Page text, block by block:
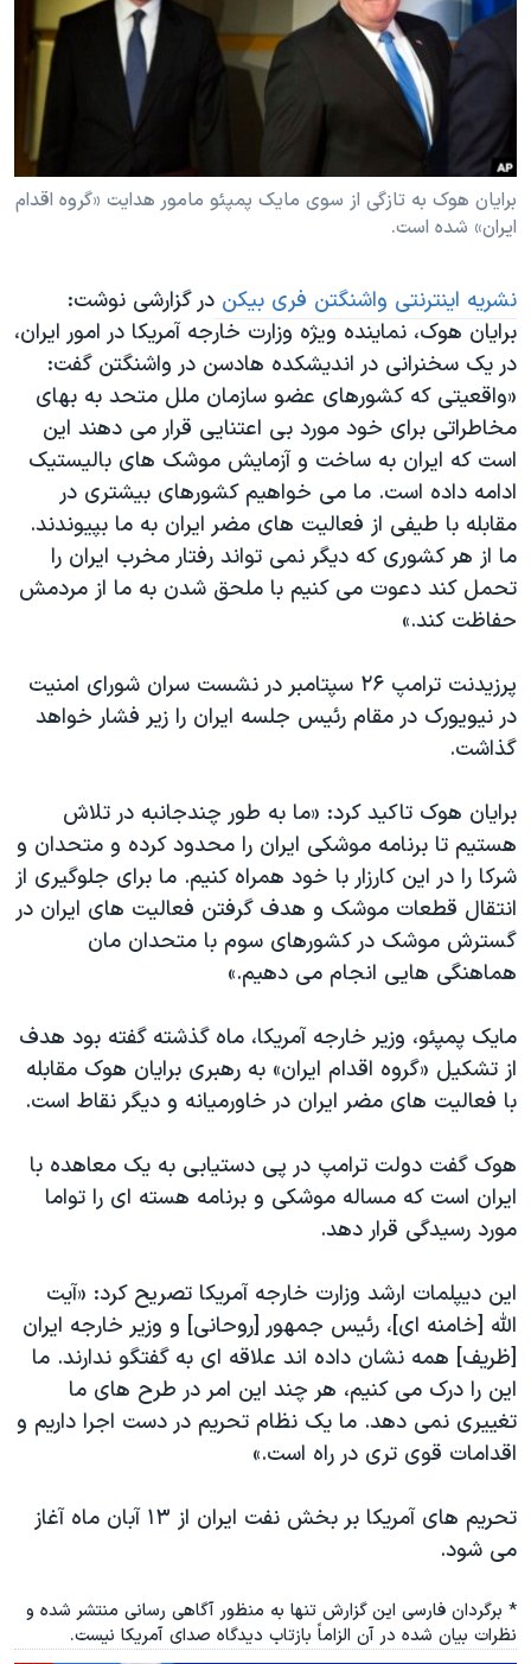
فرهنگ و زندگی
حقوق شهروندی
اقتصادی
علم و فناوری
اسرائیل در جنگ
گالری عکس
مستندها
انتخابات ریاست جمهوری آمریکا ۲۰۲۴
حمله جمهوری اسلامی به اسرائیل
رمز مهسا
ورزش زنان در ایران
اعتراضات زن، زندگی، آزادی
تریبونال مردمی آبان ۹۸
دادگاه حمید نوری
چهل سال گروگان‌گیری
قانون شفافیت دارائی کادر رهبری ایران
اعتراضات مردمی آبان ۹۸
اسرائیل در جنگ
نرگس محمدی برنده جایزه نوبل صلح
همایش محافظه‌کاران آمریکا «سی‌پک»
سفر پرزیدنت ترامپ به چین
دنبال کنید
زبانهای مختلف
برایان هوک به تازگی از سوی مایک پمپئو مامور هدایت «گروه اقدام
ایران» شده است.
نشریه اینترنتی واشنگتن فری بیکن در گزارشی نوشت:
برایان هوک، نماینده ویژه وزارت خارجه آمریکا در امور ایران،
در یک سخنرانی در اندیشکده هادسن در واشنگتن گفت:
«واقعیتی که کشورهای عضو سازمان ملل متحد به بهای
مخاطراتی برای خود مورد بی اعتنایی قرار می دهند این
است که ایران به ساخت و آزمایش موشک های بالیستیک
ادامه داده است. ما می خواهیم کشورهای بیشتری در
مقابله با طیفی از فعالیت های مضر ایران به ما بپیوندند.
ما از هر کشوری که دیگر نمی تواند رفتار مخرب ایران را
تحمل کند دعوت می کنیم با ملحق شدن به ما از مردمش
حفاظت کند.»
پرزیدنت ترامپ ۲۶ سپتامبر در نشست سران شورای امنیت
در نیویورک در مقام رئیس جلسه ایران را زیر فشار خواهد
گذاشت.
برایان هوک تاکید کرد: «ما به طور چندجانبه در تلاش
هستیم تا برنامه موشکی ایران را محدود کرده و متحدان و
شرکا را در این کارزار با خود همراه کنیم. ما برای جلوگیری از
انتقال قطعات موشک و هدف گرفتن فعالیت های ایران در
گسترش موشک در کشورهای سوم با متحدان مان
هماهنگی هایی انجام می دهیم.»
مایک پمپئو، وزیر خارجه آمریکا، ماه گذشته گفته بود هدف
از تشکیل «گروه اقدام ایران» به رهبری برایان هوک مقابله
با فعالیت های مضر ایران در خاورمیانه و دیگر نقاط است.
هوک گفت دولت ترامپ در پی دستیابی به یک معاهده با
ایران است که مساله موشکی و برنامه هسته ای را تواما
مورد رسیدگی قرار دهد.
این دیپلمات ارشد وزارت خارجه آمریکا تصریح کرد: «آیت
الله [خامنه ای]، رئیس جمهور [روحانی] و وزیر خارجه ایران
[ظریف] همه نشان داده اند علاقه ای به گفتگو ندارند. ما
این را درک می کنیم، هر چند این امر در طرح های ما
تغییری نمی دهد. ما یک نظام تحریم در دست اجرا داریم و
اقدامات قوی تری در راه است.»
تحریم های آمریکا بر بخش نفت ایران از ۱۳ آبان ماه آغاز
می شود.
* برگردان فارسی این گزارش تنها به منظور آگاهی رسانی منتشر شده و
نظرات بیان شده در آن الزاماً بازتاب دیدگاه صدای آمریکا نیست.